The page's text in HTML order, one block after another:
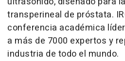
transperineal de próstata.
conferencia académica
a más de 7000 expertos y
industria de todo el mundo.